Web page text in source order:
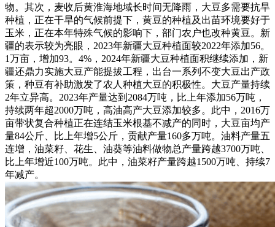
物。其次，麦收后黄淮海地域长时间无降雨，大豆多需要抗旱
种植，正在干旱的气候前提下，黄豆的种植及出苗环境要好于
玉米，正在本年特殊气候的影响下，部门农户也改种黄豆。新
疆的表示较为亮眼，2023年新疆大豆种植面较2022年添加56。
1万亩，增加93。4%，2024年新疆大豆种植面积继续添加，新
疆还鼎力实施大豆产能提拔工程，出台一系列不变大豆出产政
策，种豆有补助激发了农人种植大豆的积极性。大豆产量持续
2年立异高。2023年产量达到2084万吨，比上年添加56万吨，
持续两年超2000万吨，高油高产大豆添加较多。此中，2016万
亩带状复合种植正在连结玉米根基不减产的同时，大豆亩均产
量84公斤、比上年增5公斤，贡献产量160多万吨。油料产量五
连增，油菜籽、花生、油葵等油料做物总产量跨越3700万吨、
比上年增近100万吨。此中，油菜籽产量跨越1500万吨、持续7
年减产。